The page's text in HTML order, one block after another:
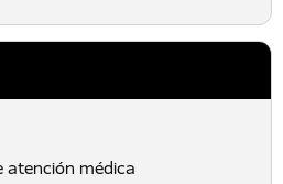
atención médica